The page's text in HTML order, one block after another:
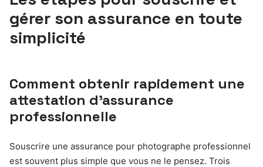
gérer son assurance en toute
simplicité
Comment obtenir rapidement une
attestation d’assurance
professionnelle
Souscrire une assurance pour photographe professionnel
est souvent plus simple que vous ne le pensez. Trois